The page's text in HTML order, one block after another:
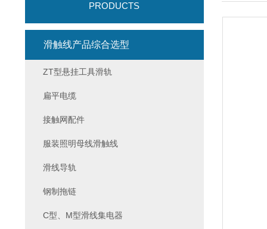
PRODUCTS
滑触线产品综合选型
ZT型悬挂工具滑轨
扁平电缆
接触网配件
服装照明母线滑触线
滑线导轨
钢制拖链
C型、M型滑线集电器